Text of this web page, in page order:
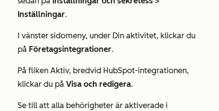
Inställningar.
I vänster sidomeny, under Din aktivitet, klickar du
på Företagsintegrationer.
På fliken Aktiv, bredvid HubSpot-integrationen,
klickar du på Visa och redigera.
Se till att alla behörigheter är aktiverade i